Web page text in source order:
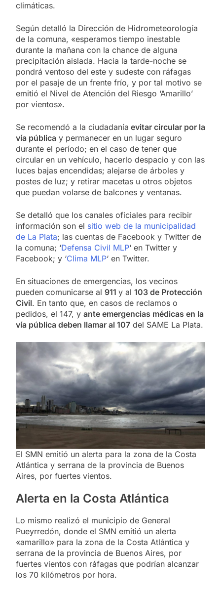
climáticas.
Según detalló la Dirección de Hidrometeorología
de la comuna, «esperamos tiempo inestable
durante la mañana con la chance de alguna
precipitación aislada. Hacia la tarde-noche se
pondrá ventoso del este y sudeste con ráfagas
por el pasaje de un frente frío, y por tal motivo se
emitió el Nivel de Atención del Riesgo ‘Amarillo’
por vientos».
Se recomendó a la ciudadanía evitar circular por la
vía pública y permanecer en un lugar seguro
durante el período; en el caso de tener que
circular en un vehículo, hacerlo despacio y con las
luces bajas encendidas; alejarse de árboles y
postes de luz; y retirar macetas u otros objetos
que puedan volarse de balcones y ventanas.
Se detalló que los canales oficiales para recibir
información son el sitio web de la municipalidad
de La Plata; las cuentas de Facebook y Twitter de
la comuna; ‘Defensa Civil MLP‘ en Twitter y
Facebook; y ‘Clima MLP‘ en Twitter.
En situaciones de emergencias, los vecinos
pueden comunicarse al 911 y al 103 de Protección
Civil. En tanto que, en casos de reclamos o
pedidos, el 147, y ante emergencias médicas en la
vía pública deben llamar al 107 del SAME La Plata.
El SMN emitió un alerta para la zona de la Costa
Atlántica y serrana de la provincia de Buenos
Aires, por fuertes vientos.
Alerta en la Costa Atlántica
Lo mismo realizó el municipio de General
Pueyrredón, donde el SMN emitió un alerta
«amarillo» para la zona de la Costa Atlántica y
serrana de la provincia de Buenos Aires, por
fuertes vientos con ráfagas que podrían alcanzar
los 70 kilómetros por hora.